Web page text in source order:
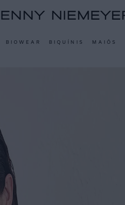
BIOWEAR BIQUÍNIS MAIÔS